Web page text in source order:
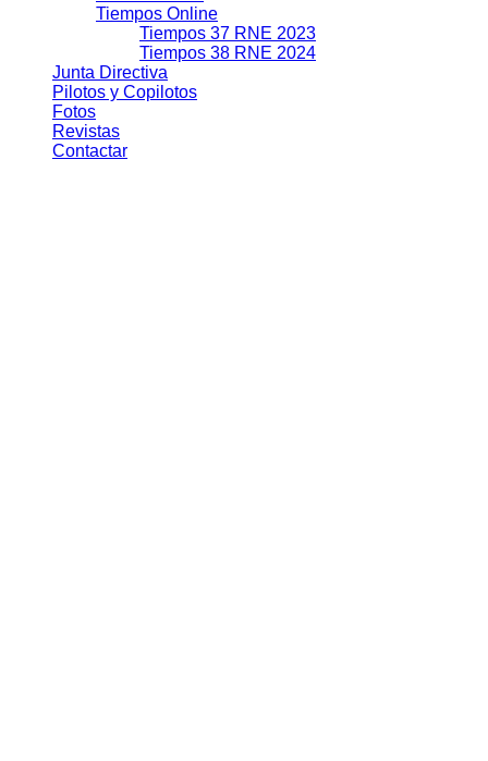
Tiempos Online
Tiempos 37 RNE 2023
Tiempos 38 RNE 2024
Junta Directiva
Pilotos y Copilotos
Fotos
Revistas
Contactar